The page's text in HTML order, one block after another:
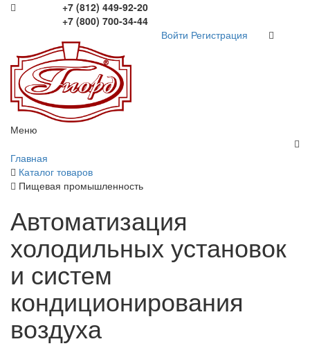
+7 (812) 449-92-20
+7 (800) 700-34-44
Войти Регистрация
Меню
Главная
Каталог товаров
Пищевая промышленность
Автоматизация
холодильных установок
и систем
кондиционирования
воздуха